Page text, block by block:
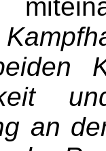
an